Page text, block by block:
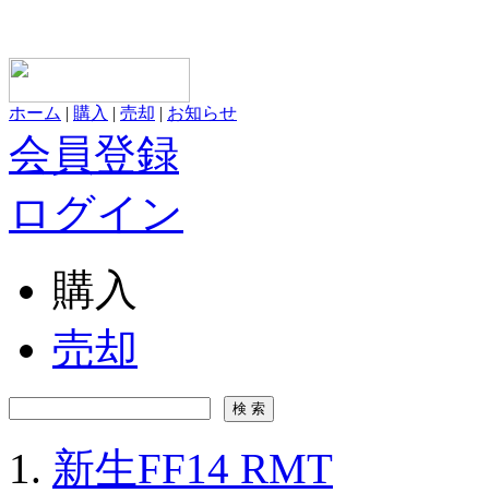
ホーム | 購入 | 売却 | お知らせ
会員登録
ログイン
購入
売却
新生FF14 RMT